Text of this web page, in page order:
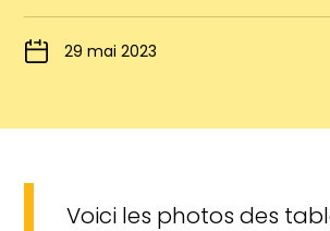
29 mai 2023
Voici les photos des